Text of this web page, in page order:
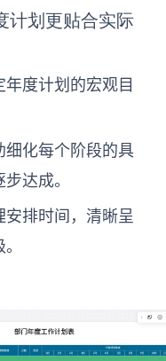
计划更贴合实际
年度计划的宏观目
细化每个阶段的具
达成。
安排时间，清晰呈